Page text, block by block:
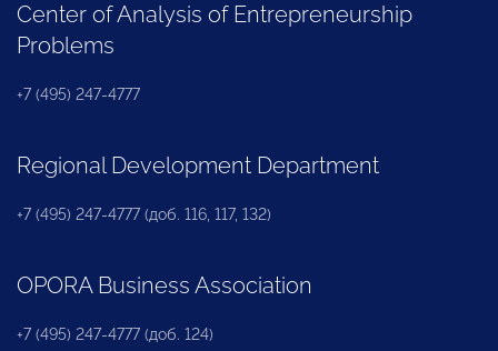
Center of Analysis of Entrepreneurship
Problems
+7 (495) 247-4777
Regional Development Department
+7 (495) 247-4777 (доб. 116, 117, 132)
OPORA Business Association
+7 (495) 247-4777 (доб. 124)